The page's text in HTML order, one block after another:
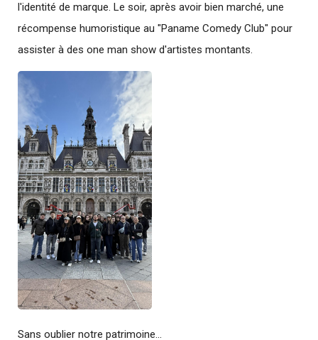
l'identité de marque. Le soir, après avoir bien marché, une
récompense humoristique au "Paname Comedy Club" pour
assister à des one man show d'artistes montants.
Sans oublier notre patrimoine...